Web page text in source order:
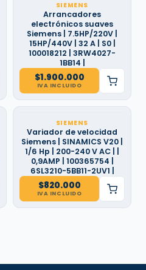
SIEMENS
Arrancadores
electrónicos suaves
Siemens | 7.5HP/220V |
15HP/440V | 32 A | S0 |
100018212 | 3RW4027-
1BB14 |
$1.900.000
IVA INCLUIDO
SIEMENS
Variador de velocidad
Siemens | SINAMICS V20 |
1/6 Hp | 200-240 V AC | |
0,9AMP | 100365754 |
6SL3210-5BB11-2UV1 |
$820.000
IVA INCLUIDO